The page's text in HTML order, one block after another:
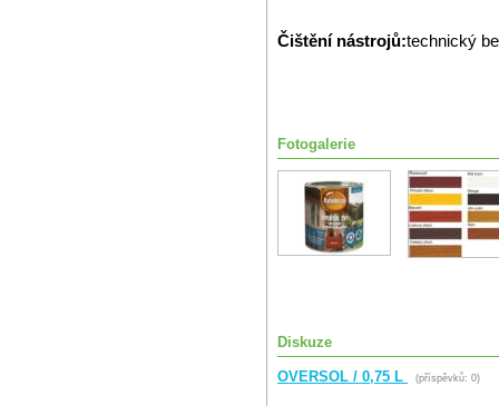
Čištění nástrojů:technický
Fotogalerie
Diskuze
OVERSOL / 0,75 L (příspěvků: 0)